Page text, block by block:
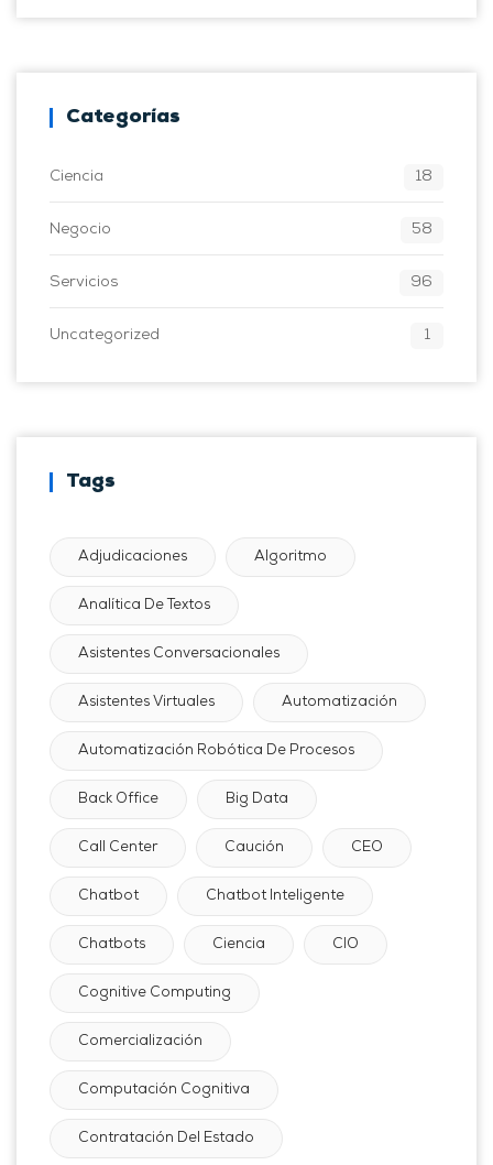
Categorías
Ciencia 18
Negocio 58
Servicios 96
Uncategorized 1
Tags
Adjudicaciones Algoritmo
Analítica De Textos
Asistentes Conversacionales
Asistentes Virtuales Automatización
Automatización Robótica De Procesos
Back Office Big Data
Call Center Caución CEO
Chatbot Chatbot Inteligente
Chatbots Ciencia CIO
Cognitive Computing
Comercialización
Computación Cognitiva
Contratación Del Estado